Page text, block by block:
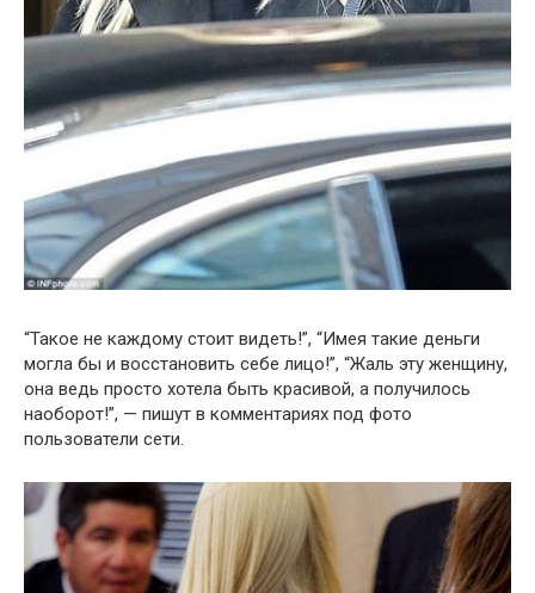
“Такое не каждому стоит видеть!”, “Имея такие деньги
могла бы и восстановить себе лицо!”, “Жаль эту женщину,
она ведь просто хотела быть красивой, а получилось
наоборот!”, — пишут в комментариях под фото
пользователи сети.